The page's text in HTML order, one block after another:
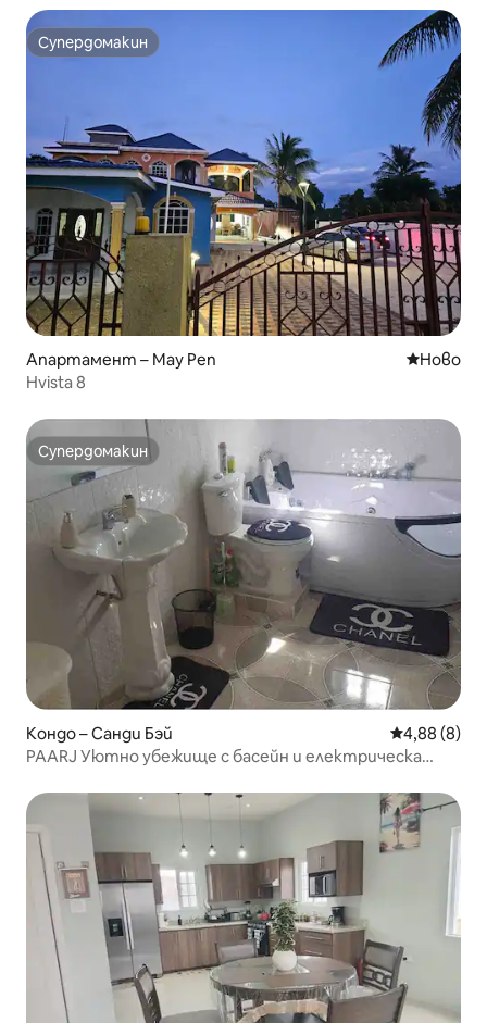
Супердомакин
Супердомакин
Апартамент – May Pen Ново
Ново
Hvista 8
Супердомакин
Супердомакин
Кондо – Санди Бэй Средна
4,88 (8)
PAARJ Уютно убежище с басейн и електрическа